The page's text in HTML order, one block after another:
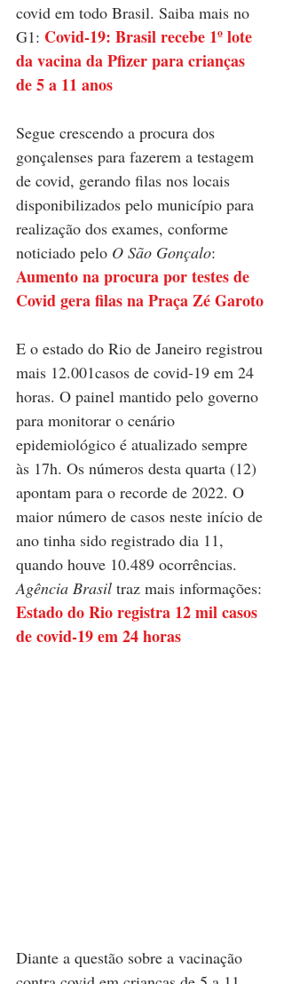
covid em todo Brasil. Saiba mais no
G1: Covid-19: Brasil recebe 1º lote
da vacina da Pfizer para crianças
de 5 a 11 anos
Segue crescendo a procura dos
gonçalenses para fazerem a testagem
de covid, gerando filas nos locais
disponibilizados pelo município para
realização dos exames, conforme
noticiado pelo O São Gonçalo:
Aumento na procura por testes de
Covid gera filas na Praça Zé Garoto
E o estado do Rio de Janeiro registrou
mais 12.001casos de covid-19 em 24
horas. O painel mantido pelo governo
para monitorar o cenário
epidemiológico é atualizado sempre
às 17h. Os números desta quarta (12)
apontam para o recorde de 2022. O
maior número de casos neste início de
ano tinha sido registrado dia 11,
quando houve 10.489 ocorrências.
Agência Brasil traz mais informações:
Estado do Rio registra 12 mil casos
de covid-19 em 24 horas
Diante a questão sobre a vacinação